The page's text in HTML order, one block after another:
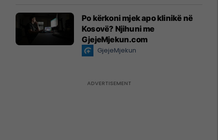
Po kërkoni mjek apo klinikë në
Kosovë? Njihuni me
GjejeMjekun.com
GjejeMjekun